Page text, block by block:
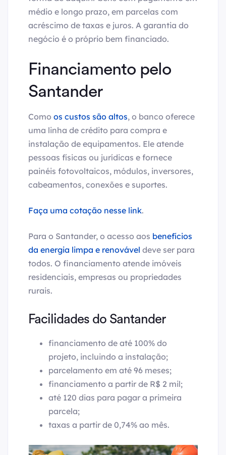
médio e longo prazo, em parcelas com
acréscimo de taxas e juros. A garantia do
negócio é o próprio bem financiado.
Financiamento pelo
Santander
Como os custos são altos, o banco oferece
uma linha de crédito para compra e
instalação de equipamentos. Ele atende
pessoas físicas ou jurídicas e fornece
painéis fotovoltaicos, módulos, inversores,
cabeamentos, conexões e suportes.
Faça uma cotação nesse link.
Para o Santander, o acesso aos benefícios
da energia limpa e renovável deve ser para
todos. O financiamento atende imóveis
residenciais, empresas ou propriedades
rurais.
Facilidades do Santander
financiamento de até 100% do
projeto, incluindo a instalação;
parcelamento em até 96 meses;
financiamento a partir de R$ 2 mil;
até 120 dias para pagar a primeira
parcela;
taxas a partir de 0,74% ao mês.